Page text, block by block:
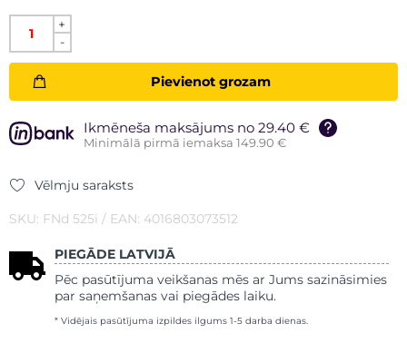
+
-
Pievienot grozam
Ikmēneša maksājums no 29.40 €
Minimālā pirmā iemaksa 149.90 €
Vēlmju saraksts
SKU: FNd 525i / EAN: 4016803073512
PIEGĀDE LATVIJĀ
Pēc pasūtījuma veikšanas mēs ar Jums sazināsimies
par saņemšanas vai piegādes laiku.
* Vidējais pasūtījuma izpildes ilgums 1-5 darba dienas.